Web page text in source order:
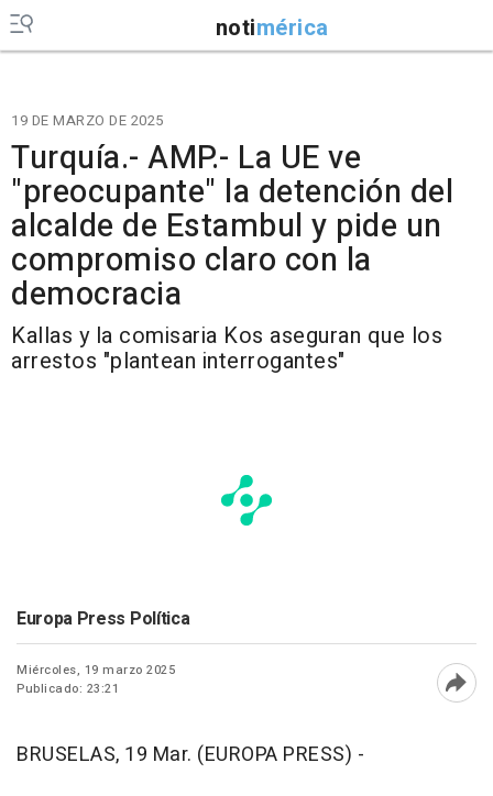
notimérica
19 DE MARZO DE 2025
Turquía.- AMP.- La UE ve
"preocupante" la detención del
alcalde de Estambul y pide un
compromiso claro con la
democracia
Kallas y la comisaria Kos aseguran que los
arrestos "plantean interrogantes"
Europa Press Política
Miércoles, 19 marzo 2025
Publicado: 23:21
BRUSELAS, 19 Mar. (EUROPA PRESS) -